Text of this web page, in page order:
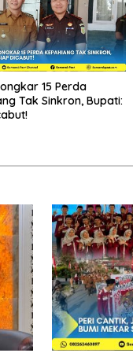
15 Perda
Tak Sinkron, Bupati: